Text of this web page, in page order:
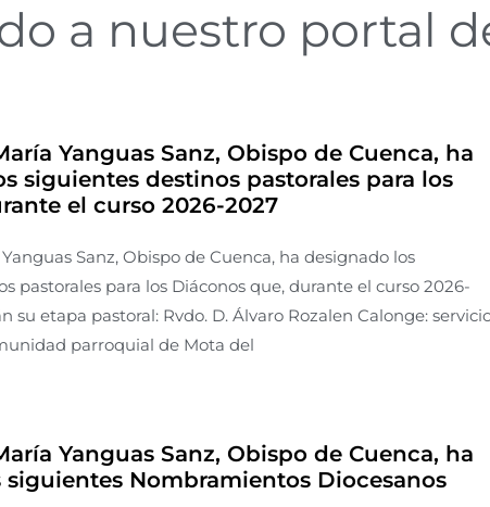
a nuestro portal
Yanguas Sanz, Obispo de Cuenca, ha
siguientes destinos pastorales para los
el curso 2026-2027
Sanz, Obispo de Cuenca, ha designado los
pastorales para los Diáconos que, durante el curso 2026-
su etapa pastoral: Rvdo. D. Álvaro Rozalen Calonge:
parroquial de Mota del
Yanguas Sanz, Obispo de Cuenca, ha
siguientes Nombramientos Diocesanos